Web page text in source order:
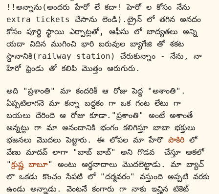
!!అన్నాను(అందరు హేరో లే కదా! హెరో ల కోసం నేను
extra tickets చేసాను లెండి).ట్రైన్ లో తగిన అనదం
కోసం పూర్థి స్థాయి ఎర్పాట్లతో, ఆఫీసు లో బాద్యతలు అన్ని
యదా విదిన ముగించి భారి బరువుల బ్యాగేజి తో శకట
స్థానానికి(railway station) చేరుకున్నాం - నేను, నా
హేరో ఫ్రెండు తో కలిపి మొత్తం ఆరుగురు.
అది "ప్రశాంతి" మా కందరికీ ఆ రోజు పెద్ద "అశాంతి".
ఏప్పటిలాగనె మా కన్నా బద్దకం గా ఒక గంట లేటు గా
బయలు దేరింది ఆ రోజు కూడా."ప్రశాంతి" అంటే అశాంతే
అన్నట్టు గా మా అనందానికి భంగం కలిగిస్తూ బాబా భక్తులు
భజనలు మొదలు పెట్టారు. ఈ లోపల మా హేరొ పొకిరి లో
వేణు మాదవ్ లాగా "బాబ్ బాబ్" అని గొడవ  చేస్తూ ఆకలో
"క్రుష్ణ బాబూ" అంటు ఆర్థనాదాలు మొదలెట్టాడు. మా బ్యాచ్
లొ ఒకడు కొంచం సేపటి లో "దర్మవరం" వస్తుంది అప్పటి వరకు
ఉండు అన్నాడు. వెంటనే కంగారు గా నాకు ఇచ్హిన టికెట్